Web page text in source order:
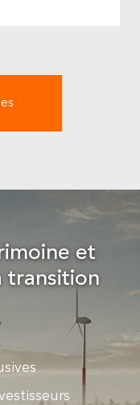
et
transition